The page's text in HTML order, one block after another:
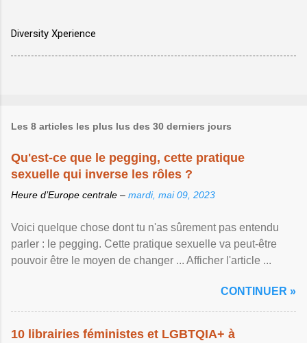
Diversity Xperience
Les 8 articles les plus lus des 30 derniers jours
Qu'est-ce que le pegging, cette pratique
sexuelle qui inverse les rôles ?
Heure d’Europe centrale – mardi, mai 09, 2023
Voici quelque chose dont tu n'as sûrement pas entendu
parler : le pegging. Cette pratique sexuelle va peut-être
pouvoir être le moyen de changer ... Afficher l'article ...
CONTINUER »
10 librairies féministes et LGBTQIA+ à